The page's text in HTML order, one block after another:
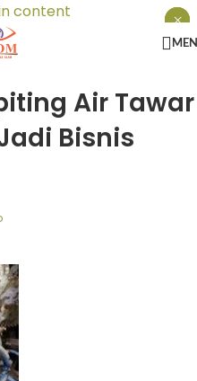
content
Air Tawar
Bisnis
×
×
×